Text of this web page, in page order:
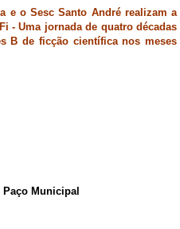
e o Sesc Santo André realizam a
- Uma jornada de quatro décadas
B de ficção científica nos meses
Municipal